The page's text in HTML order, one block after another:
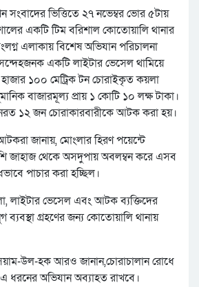
সংবাদের ভিত্তিতে ২৭ নভেম্বর ভোর ৫টায়
একটি টিম বরিশাল কোতোয়ালি থানার
এলাকায় বিশেষ অভিযান পরিচালনা
একটি লাইটার ভেসেল থামিয়ে
হাজার ১০০ মেট্রিক টন চোরাইকৃত কয়লা
বাজারমূল্য প্রায় ১ কোটি ১০ লক্ষ টাকা।
১২ জন চোরাকারবারীকে আটক করা হয়।
জানায়, মোংলার হিরণ পয়েন্টে
জাহাজ থেকে অসদুপায় অবলম্বন করে এসব
পাচার করা হচ্ছিল।
লাইটার ভেসেল এবং আটক ব্যক্তিদের
ব্যবস্থা গ্রহণের জন্য কোতোয়ালি থানায়
উল-হক আরও জানান,চোরাচালান রোধে
ধরনের অভিযান অব্যাহত রাখবে।